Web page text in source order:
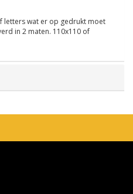
letters wat er op gedrukt moet
in 2 maten. 110x110 of